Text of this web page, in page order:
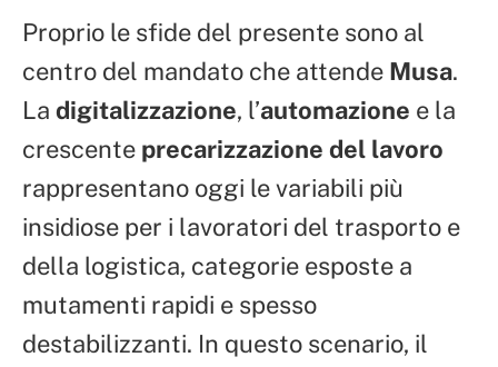
Proprio le sfide del presente sono al
centro del mandato che attende Musa.
La digitalizzazione, l’automazione e la
crescente precarizzazione del lavoro
rappresentano oggi le variabili più
insidiose per i lavoratori del trasporto e
della logistica, categorie esposte a
mutamenti rapidi e spesso
destabilizzanti. In questo scenario, il